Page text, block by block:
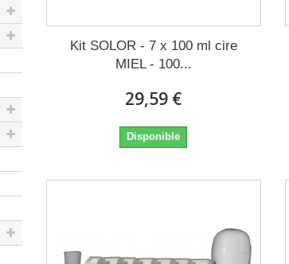
Kit SOLOR - 7 x 100 ml cire
MIEL - 100...
29,59 €
Disponible